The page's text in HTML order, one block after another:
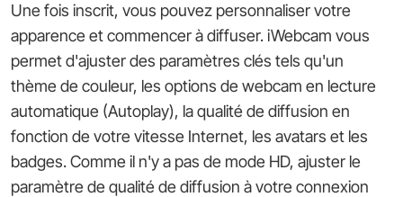
Une fois inscrit, vous pouvez personnaliser votre
apparence et commencer à diffuser. iWebcam vous
permet d'ajuster des paramètres clés tels qu'un
thème de couleur, les options de webcam en lecture
automatique (Autoplay), la qualité de diffusion en
fonction de votre vitesse Internet, les avatars et les
badges. Comme il n'y a pas de mode HD, ajuster le
paramètre de qualité de diffusion à votre connexion